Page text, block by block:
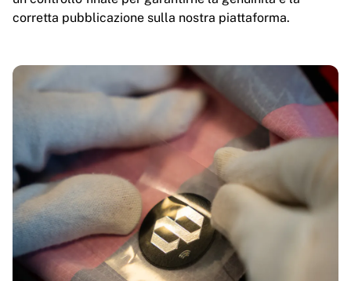
corretta pubblicazione sulla nostra piattaforma.